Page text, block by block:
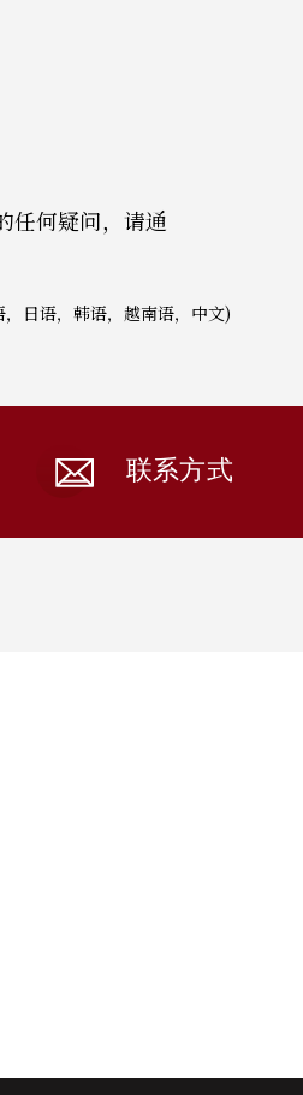
何疑问，请通
，日语，韩语，越南语，中文)
联系方式